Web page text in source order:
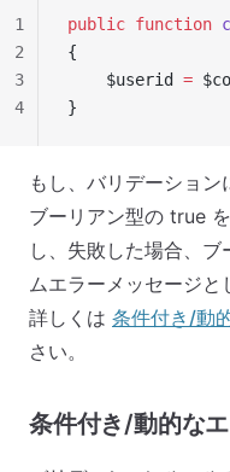
public function
{
    $userid
=
}
1
2
3
4
もし、バリデーショ
ブーリアン型の true
し、失敗した場合、
ムエラーメッセージと
詳しくは 条件付き/動
さい。
条件付き/動的な